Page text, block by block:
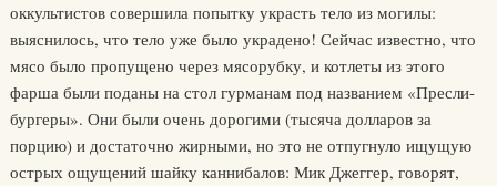
оккультистов совершила попытку украсть тело из могилы:
выяснилось, что тело уже было украдено! Сейчас известно, что
мясо было пропущено через мясорубку, и котлеты из этого
фарша были поданы на стол гурманам под названием «Пресли-
бургеры». Они были очень дорогими (тысяча долларов за
порцию) и достаточно жирными, но это не отпугнуло ищущую
острых ощущений шайку каннибалов: Мик Джеггер, говорят,